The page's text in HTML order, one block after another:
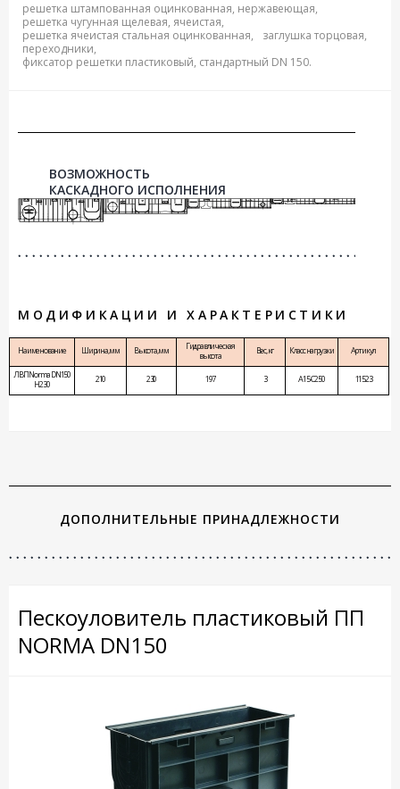
решетка штампованная оцинкованная, нержавеющая,
решетка чугунная щелевая, ячеистая,
решетка ячеистая стальная оцинкованная,
заглушка торцовая,
переходники,
фиксатор решетки пластиковый, стандартный DN 150.
ВОЗМОЖНОСТЬ
КАСКАДНОГО ИСПОЛНЕНИЯ
МОДИФИКАЦИИ И ХАРАКТЕРИСТИКИ
Наименование Ширина, мм Высота, мм
Гидравлическая
высота
Вес, кг Класс нагрузки Артикул
ЛВП Norma DN150
H230
210 230 197 3 A15-C250 11523
ДОПОЛНИТЕЛЬНЫЕ ПРИНАДЛЕЖНОСТИ
Пескоуловитель пластиковый ПП
NORMA DN150